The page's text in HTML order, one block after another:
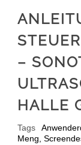
–
HALLE
Tags
Meng